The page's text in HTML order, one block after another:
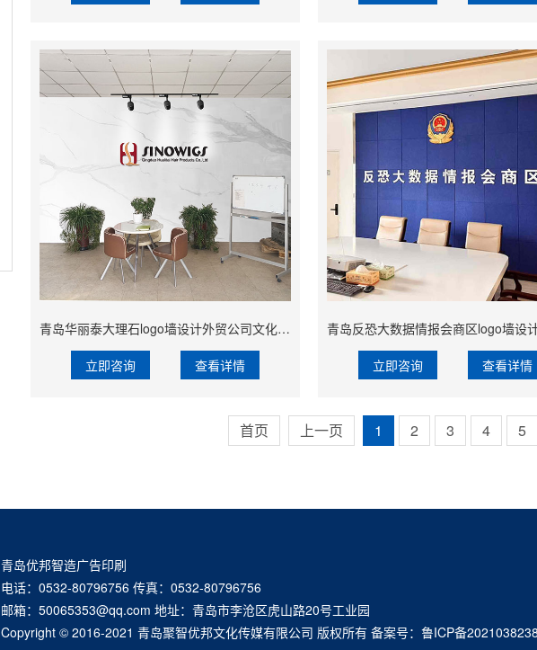
青岛华丽泰大理石logo墙设计外贸公司文化墙设计制作
立即咨询 查看详情 立即咨询 查看详情
首页 上一页 1 2 3 4 5
青岛优邦智造广告印刷
电话：0532-80796756 传真：0532-80796756
邮箱：50065353@qq.com 地址：青岛市李沧区虎山路20号工业园
Copyright © 2016-2021 青岛聚智优邦文化传媒有限公司 版权所有 备案号： 鲁ICP备